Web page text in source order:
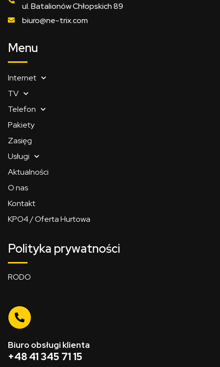
ul. Batalionów Chłopskich 89
biuro@ne-trix.com
Menu
Internet
TV
Telefon
Pakiety
Zasięg
Usługi
Aktualności
O nas
Kontakt
KPO4 / Oferta Hurtowa
Polityka prywatności
RODO
Biuro obsługi klienta
+48 41 345 71 15